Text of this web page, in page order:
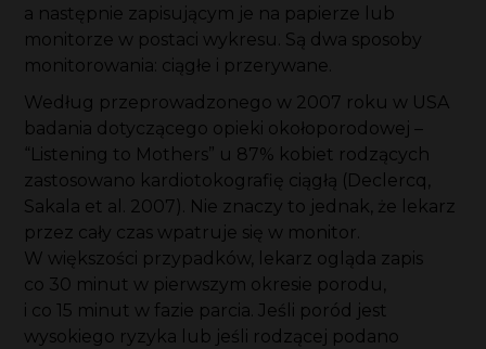
a następnie zapisującym je na papierze lub
monitorze w postaci wykresu. Są dwa sposoby
monitorowania: ciągłe i przerywane.
Według przeprowadzonego w 2007 roku w USA
badania dotyczącego opieki okołoporodowej –
“Listening to Mothers” u 87% kobiet rodzących
zastosowano kardiotokografię ciągłą (Declercq,
Sakala et al. 2007). Nie znaczy to jednak, że lekarz
przez cały czas wpatruje się w monitor.
W większości przypadków, lekarz ogląda zapis
co 30 minut w pierwszym okresie porodu,
i co 15 minut w fazie parcia. Jeśli poród jest
wysokiego ryzyka lub jeśli rodzącej podano